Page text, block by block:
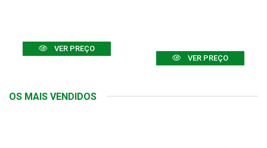
VER PREÇO
VER PREÇO
OS MAIS VENDIDOS